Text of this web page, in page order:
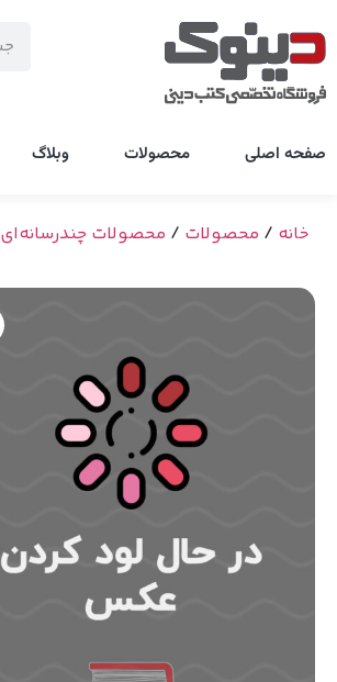
صفحه اصلی محصولات وبلاگ
خانه / محصولات / محصولات چندرسانه‌ای